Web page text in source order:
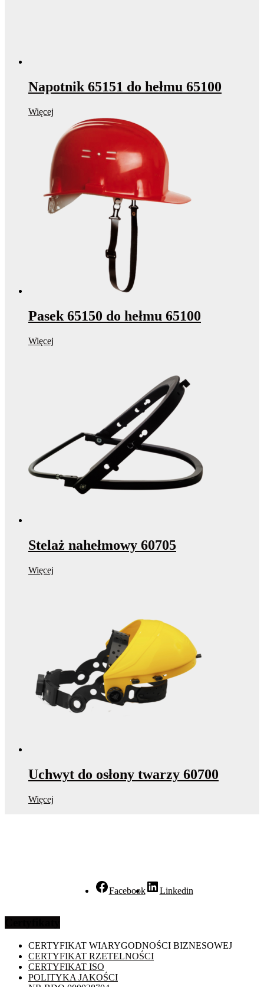
Napotnik 65151 do hełmu 65100
Więcej
Pasek 65150 do hełmu 65100
Więcej
Stelaż nahełmowy 60705
Więcej
Uchwyt do osłony twarzy 60700
Więcej
Facebook Linkedin
CERTYFIKAT WIARYGODNOŚCI BIZNESOWEJ
CERTYFIKAT RZETELNOŚCI
CERTYFIKAT ISO
POLITYKA JAKOŚCI